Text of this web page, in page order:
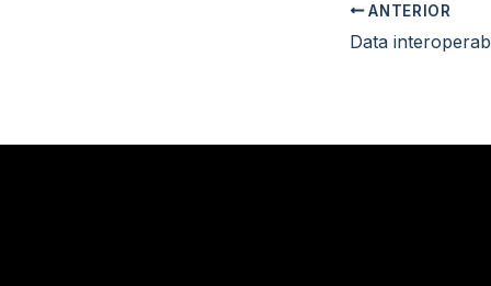
ANTERIOR
Data